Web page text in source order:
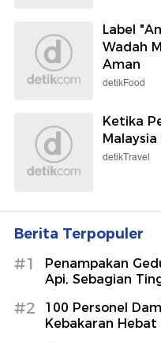
Label
Wadah
Aman
detikFood
Ketika
detikTravel
Berita Terpopuler
#1
Penampakan
Api, Sebagian
#2
100 Personel
Kebakaran Hebat